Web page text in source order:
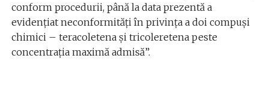
conform procedurii, până la data prezentă a
evidenţiat neconformităţi în privinţa a doi compuşi
chimici – teracoletena şi tricoleretena peste
concentraţia maximă admisă”.